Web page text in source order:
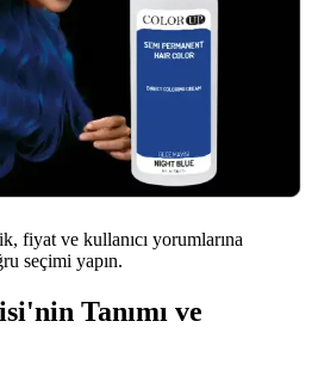
fiyat ve kullanıcı yorumlarına
seçimi yapın.
Tanımı ve